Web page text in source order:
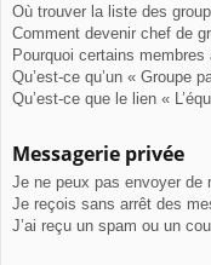
Où trouver la liste des
Comment devenir chef de
Pourquoi certains
Qu’est-ce qu’un « Groupe
Qu’est-ce que le lien «
Messagerie privée
Je ne peux pas envoyer de
Je reçois sans arrêt des
J’ai reçu un spam ou un